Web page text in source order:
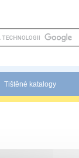
Tištěné katalogy